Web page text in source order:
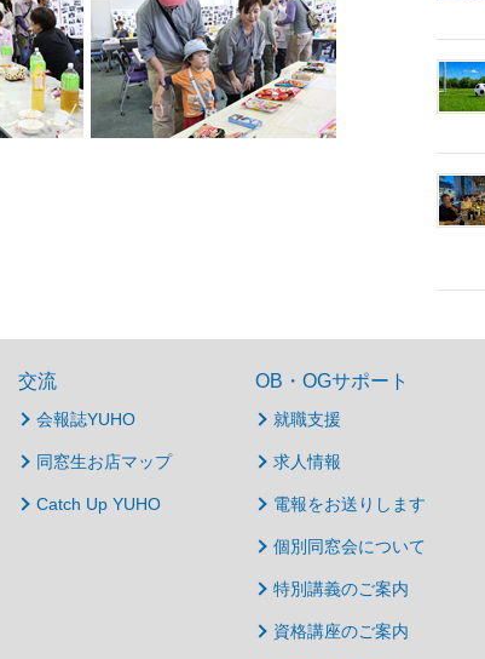
交流
会報誌YUHO
同窓生お店マップ
Catch Up YUHO
OB・OGサポート
就職支援
求人情報
電報をお送りします
個別同窓会について
特別講義のご案内
資格講座のご案内